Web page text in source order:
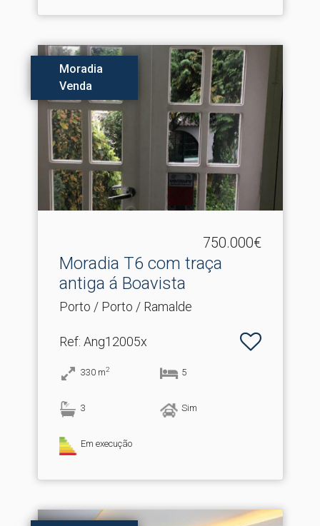
Moradia
Venda
750.000€
Moradia T6 com traça
antiga á Boavista
Porto / Porto / Ramalde
Ref: Ang12005x
330 m2 5
3 Sim
Em execução